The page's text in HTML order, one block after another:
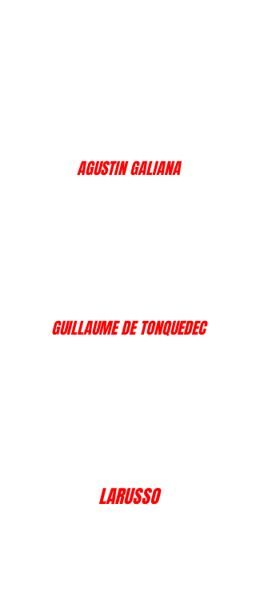
AGUSTIN GALIANA
GUILLAUME DE TONQUEDEC
LARUSSO